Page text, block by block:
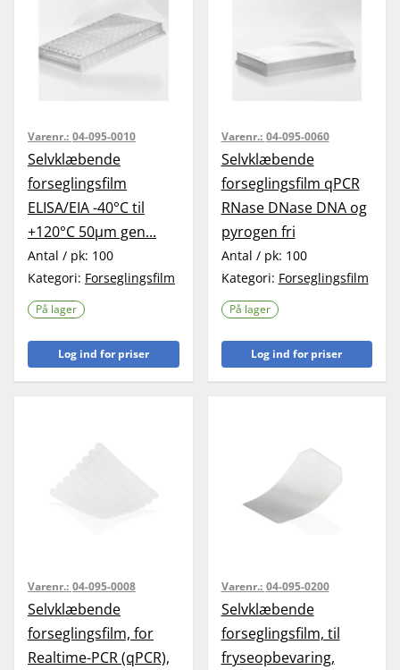
Varenr.: 04-095-0010
Selvklæbende
forseglingsfilm
ELISA/EIA -40°C til
+120°C 50µm gen...
Antal / pk: 100
Kategori: Forseglingsfilm
På lager
Log ind for priser
Varenr.: 04-095-0060
Selvklæbende
forseglingsfilm qPCR
RNase DNase DNA og
pyrogen fri
Antal / pk: 100
Kategori: Forseglingsfilm
På lager
Log ind for priser
Varenr.: 04-095-0008
Selvklæbende
forseglingsfilm, for
Realtime-PCR (qPCR),
Varenr.: 04-095-0200
Selvklæbende
forseglingsfilm, til
fryseopbevaring,